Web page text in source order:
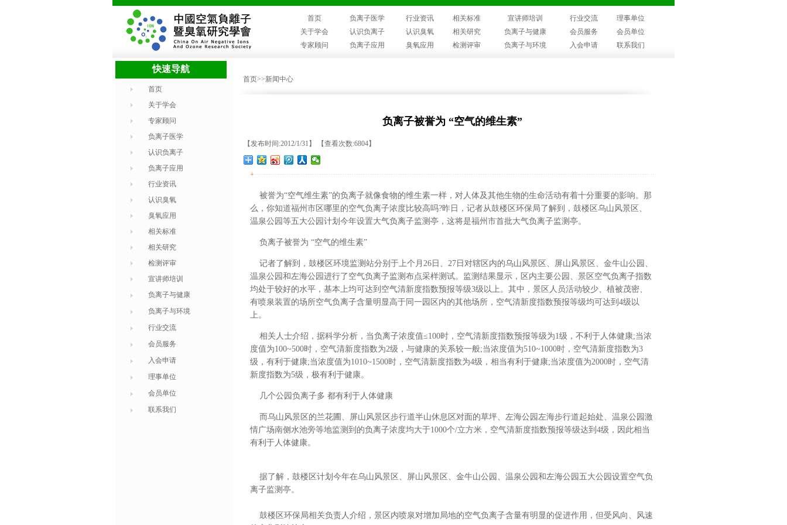
首页 负离子医学 行业资讯 相关标准 宣讲师培训 行业交流
理事单位
关于学会
认识负离子 认识臭氧 相关研究 负离子与健康 会员服务
会员单位
专家顾问
负离子应用 臭氧应用 检测评审 负离子与环境 入会申请 联系我们
快速导航
首页
关于学会
专家顾问
负离子医学
认识负离子
负离子应用
行业资讯
认识臭氧
臭氧应用
相关标准
相关研究
检测评审
宣讲师培训
负离子与健康
负离子与环境
行业交流
会员服务
入会申请
理事单位
会员单位
联系我们
首页>>新闻中心
负离子被誉为 “空气的维生素”
【发布时间:2012/1/31】 【查看次数:6804】
+
被誉为“空气维生素”的负离子就像食物的维生素一样，对人体及其他生物的生命活动有着十分重要的影响。那
么，你知道福州市区哪里的空气负离子浓度比较高吗?昨日，记者从鼓楼区环保局了解到，鼓楼区乌山风景区、
温泉公园等五大公园计划今年设置大气负离子监测亭，这将是福州市首批大气负离子监测亭。
负离子被誉为 “空气的维生素”
记者了解到，鼓楼区环境监测站分别于上个月26日、27日对辖区内的乌山风景区、屏山风景区、金牛山公园、
温泉公园和左海公园进行了空气负离子监测布点采样测试。监测结果显示，区内主要公园、景区空气负离子指数
均处于较好的水平，基本上均可达到空气清新度指数预报等级3级以上。其中，景区人员活动较少、植被茂密、
有喷泉装置的场所空气负离子含量明显高于同一园区内的其他场所，空气清新度指数预报等级均可达到4级以
上。
相关人士介绍，据科学分析，当负离子浓度值≤100时，空气清新度指数预报等级为1级，不利于人体健康;当浓
度值为100~500时，空气清新度指数为2级，与健康的关系较一般;当浓度值为510~1000时，空气清新度指数为3
级，有利于健康;当浓度值为1010~1500时，空气清新度指数为4级，相当有利于健康;当浓度值为2000时，空气清
新度指数为5级，极有利于健康。
几个公园 负离子多 都有利于人体健康
而乌山风景区的兰花圃、屏山风景区步行道半山休息区对面的草坪、左海公园左海步行道起始处、温泉公园激
情广场南侧水池旁等地监测到的负离子浓度均大于1000个/立方米，空气清新度指数预报等级达到4级，因此相当
有利于人体健康。
据了解，鼓楼区计划今年在乌山风景区、屏山风景区、金牛山公园、温泉公园和左海公园五大公园设置空气负
离子监测亭。
鼓楼区环保局相关负责人介绍，景区内喷泉对增加局地的空气负离子含量有明显的促进作用，但受风向、风速